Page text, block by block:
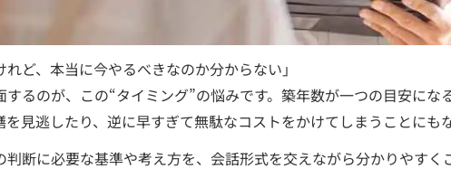
ど、本当に今やるべきなのか分からない」
るのが、この“タイミング”の悩みです。築年数が一つの目安に
見逃したり、逆に早すぎて無駄なコストをかけてしまうことにも
断に必要な基準や考え方を、会話形式を交えながら分かりやすく